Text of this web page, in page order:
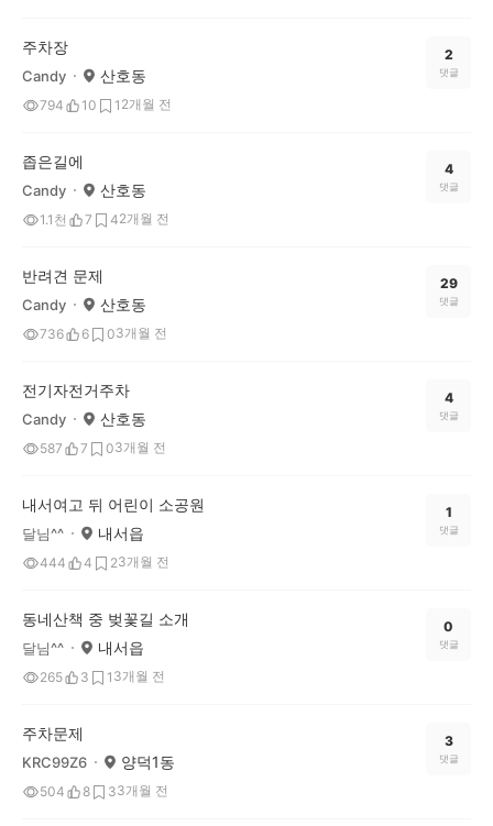
주차장
Candy 산호동
794 10 1 2개월 전
2
댓글
좁은길에
Candy 산호동
1.1천 7 42개월 전
4
댓글
반려견 문제
Candy 산호동
736 6 03개월 전
29
댓글
전기자전거주차
Candy 산호동
587 7 03개월 전
4
댓글
내서여고 뒤 어린이 소공원
달님^^ 내서읍
444 4 23개월 전
1
댓글
동네산책 중 벚꽃길 소개
달님^^ 내서읍
265 3 1 3개월 전
0
댓글
주차문제
KRC99Z6 양덕1동
504 8 33개월 전
3
댓글